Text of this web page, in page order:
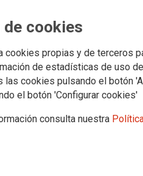
cookies
cookies propias y de terceros
de estadísticas de uso
las cookies pulsando el botón
el botón 'Configurar cookies'
consulta nuestra